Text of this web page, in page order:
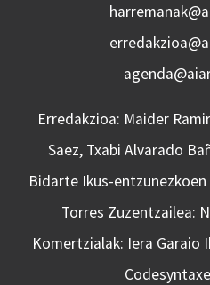
Erredakzioa: Maider
Saez, Txabi Alvarado
Bidarte Ikus-
Torres Zuzentzailea:
Komertzialak: Iera Garaio